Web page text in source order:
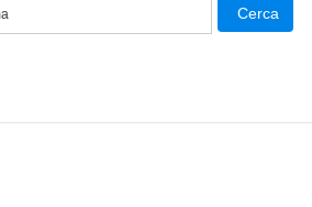
Cerca